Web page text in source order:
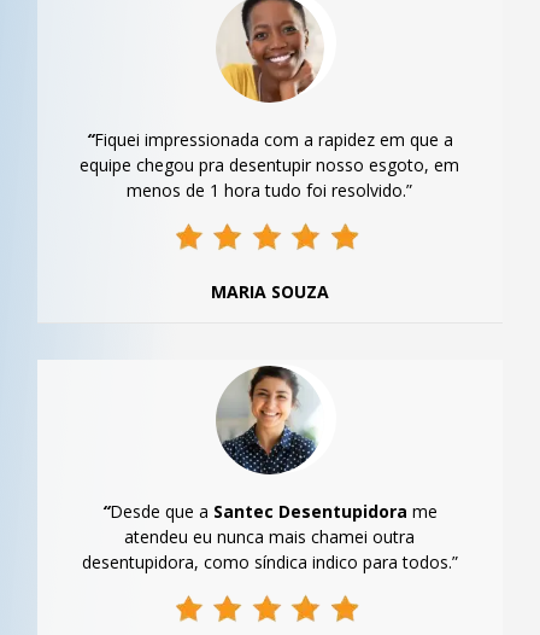
“Fiquei impressionada com a rapidez em que a
equipe chegou pra desentupir nosso esgoto, em
menos de 1 hora tudo foi resolvido.”
MARIA SOUZA
“Desde que a Santec Desentupidora me
atendeu eu nunca mais chamei outra
desentupidora, como síndica indico para todos.”